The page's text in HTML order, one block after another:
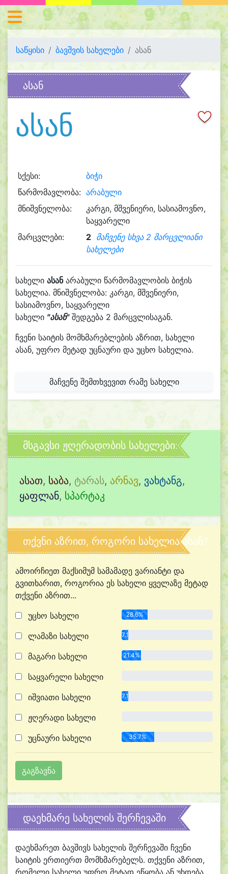
საწყისი ბავშვის სახელები ასან
ასან
ასან
სქესი:
ბიჭი
წარმომავლობა: არაბული
მნიშვნელობა:
კარგი, მშვენიერი, სასიამოვნო,
საყვარელი
მარცვლები:
2 მაჩვენე სხვა 2 მარცვლიანი
სახელები
სახელი ასანარაბული წარმომავლობის ბიჭის
სახელია. მნიშვნელობა: კარგი, მშვენიერი,
სასიამოვნო, საყვარელი
სახელი "ასან"შედგება 2 მარცვლისაგან.
ჩვენი საიტის მომხმარებლების აზრით, სახელი
ასან, უფრო მეტად უცნაური და უცხო სახელია.
მაჩვენე შემთხვევით რამე სახელი
მსგავსი ჟღერადობის სახელები:
ასათ, საბა, ტარას, არნავ, ვახტანგ,
ყაფლან, სპარტაკ
თქვნი აზრით, როგორი სახელია ასან?
ამოირჩიეთ მაქსიმუმ სამამადე ვარიანტი და
გვითხარით, როგორია ეს სახელი ყველაზე მეტად
თქვენი აზრით...
უცხო სახელი
28.6%
ლამაზი სახელი 7.1%
მაგარი სახელი 21.4%
საყვარელი სახელი
იშვიათი სახელი 7.1%
ჟღერადი სახელი
უცნაური სახელი 35.7%
დაეხმარე სახელის შერჩევაში
დაეხმარეთ ბავშივს სახელის შერჩევაში ჩვენი
საიტის ერთიერთ მომხმარებელს. თქვენი აზრით,
რომელი სახელი უფრო მეტად ეწყობა ან უხდება